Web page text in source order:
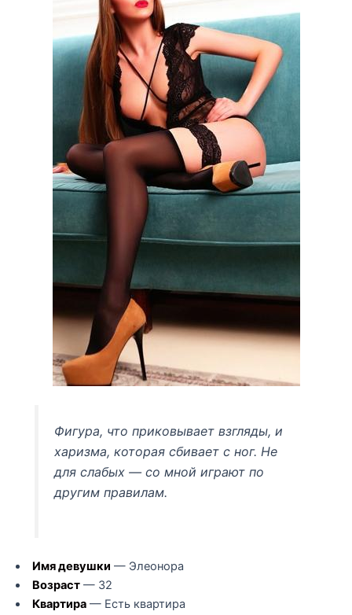
Фигура, что приковывает взгляды, и
харизма, которая сбивает с ног. Не
для слабых — со мной играют по
другим правилам.
Имя девушки — Элеонора
Возраст— 32
Квартира— Есть квартира